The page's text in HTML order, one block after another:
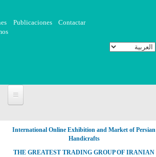
Contactar
Publicaciones
International Online Exhibition and Market of Persian
Handicrafts
THE GREATEST TRADING GROUP OF IRANIAN